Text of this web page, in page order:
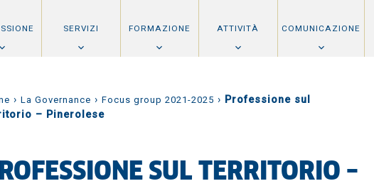
SERVIZI FORMAZIONE ATTIVITÀ COMUNICAZIONE
› La Governance › Focus group 2021-2025 › Professione sul
– Pinerolese
SUL TERRITORIO –